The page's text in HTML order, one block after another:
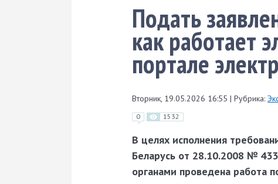
Подать
как работает
портале
Вторник, 19.05.2026 16:55 | Рубрика:
0 1532
В целях исполнения
Беларусь от 28.10.2008 №
органами проведена работа